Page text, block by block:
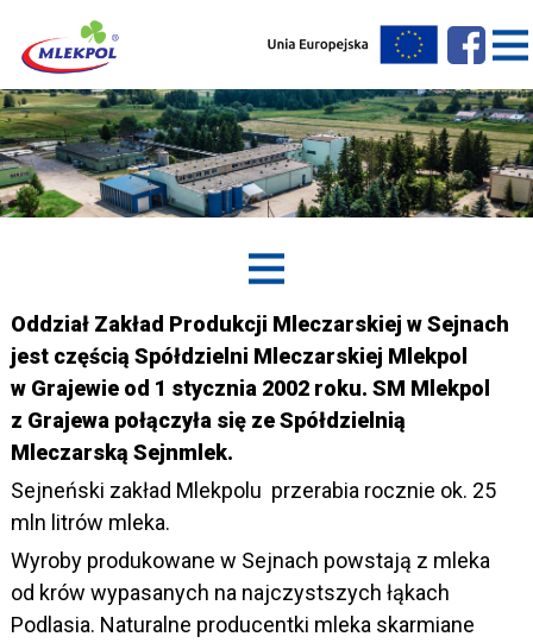
Oddział Zakład Produkcji Mleczarskiej w Sejnach
jest częścią Spółdzielni Mleczarskiej Mlekpol
w Grajewie od 1 stycznia 2002 roku. SM Mlekpol
z Grajewa połączyła się ze Spółdzielnią
Mleczarską Sejnmlek.
Sejneński zakład Mlekpolu przerabia rocznie ok. 25
mln litrów mleka.
Wyroby produkowane w Sejnach powstają z mleka
od krów wypasanych na najczystszych łąkach
Podlasia. Naturalne producentki mleka skarmiane